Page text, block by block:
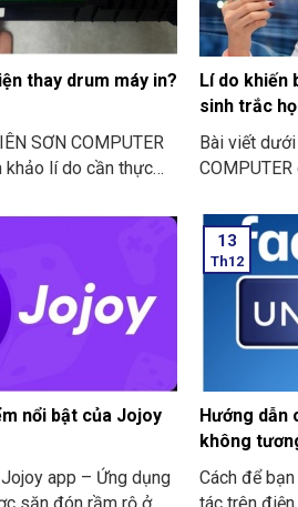
thay drum máy in?
khảo lí do cần thực
Lí do khiến
sinh trắc
hàng
Bài viết
trắc học
thường gặp
nổi bật của Jojoy
app – Ứng dụng
săn đón rầm rộ ở
13
Th12
Hướng dẫn
không
nhanh nhất
Cách để
tác trên